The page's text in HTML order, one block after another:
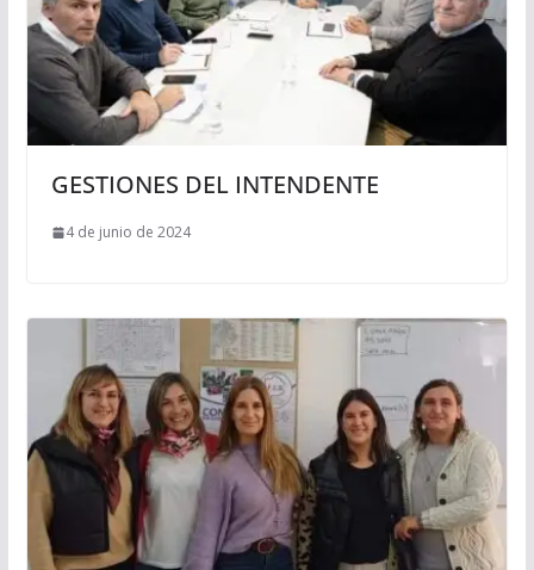
GESTIONES DEL INTENDENTE
4 de junio de 2024